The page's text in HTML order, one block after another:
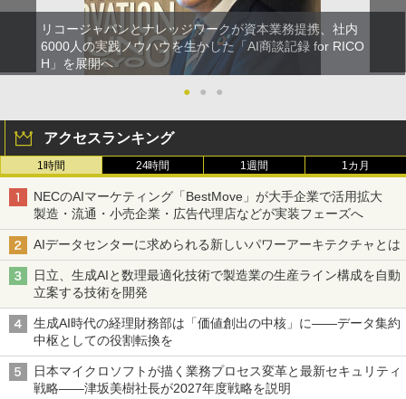
リコージャパンとナレッジワークが資本業務提携、社内
6000人の実践ノウハウを生かした「AI商談記録 for RICO
H」を展開へ
●
● ●
アクセスランキング
1時間 24時間 1週間 1カ月
NECのAIマーケティング「BestMove」が大手企業で活用拡大
製造・流通・小売企業・広告代理店などが実装フェーズへ
AIデータセンターに求められる新しいパワーアーキテクチャとは
日立、生成AIと数理最適化技術で製造業の生産ライン構成を自動
立案する技術を開発
生成AI時代の経理財務部は「価値創出の中核」に――データ集約
中枢としての役割転換を
日本マイクロソフトが描く業務プロセス変革と最新セキュリティ
戦略――津坂美樹社長が2027年度戦略を説明